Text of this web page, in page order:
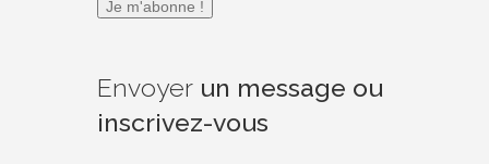
Envoyer un message ou
inscrivez-vous